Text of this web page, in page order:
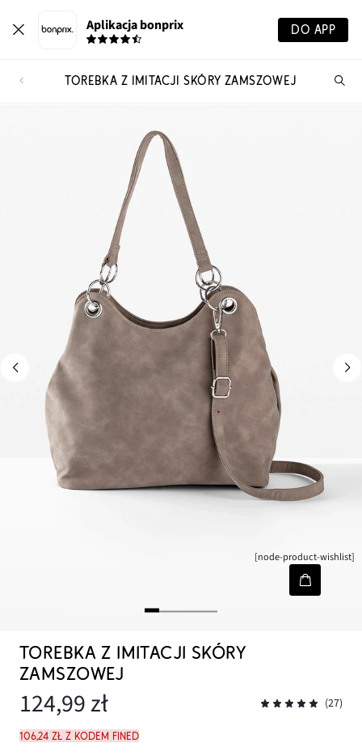
Aplikacja bonprix DO APP
TOREBKA Z IMITACJI SKÓRY ZAMSZOWEJ
[node-product-wishlist]
TOREBKA Z IMITACJI SKÓRY
ZAMSZOWEJ
124,99 zł (27)
106,24 zł z kodem FINED